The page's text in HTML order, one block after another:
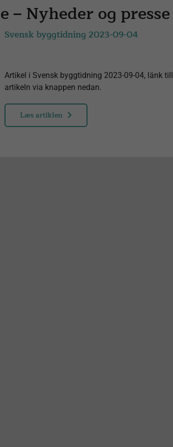
– Nyheder og presse
Svensk byggtidning 2023-09-04
Artikel i Svensk byggtidning 2023-09-04, länk till
artikeln via knappen nedan.
Læs artiklen